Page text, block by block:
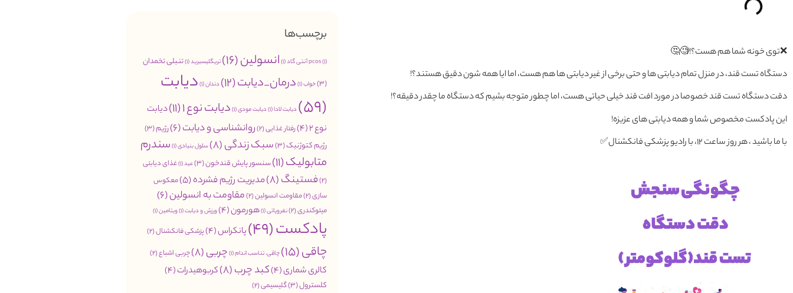
❌توی خونه شما هم هست؟!🧐🤔
دستگاه تست قند، در منزل تمام دیابتی ها و حتی برخی از غیر دیابتی ها هم هست، اما ایا همه شون دقیق هستند؟!
دقت دستگاه تست قند خصوصا در مورد افت قند خیلی حیاتی هست، اما چطور متوجه بشیم که دستگاه ما چقدر دقیقه؟!
این پادکست مخصوص شما و همه دیابتی های عزیزه!
با ما باشید ، هر روز ساعت 12، با رادیو پزشکی فانکشنال✅
برچسب‌ها
pcos(1) آنتی گاد(1) انسولین(16) تریگلیسیرید(1) تنبلی تخمدان
(3)
خواب(1) درمان_دیابت(12) دندان(1) دیابت
(59)
دیابت لادا(1) دیابت مودی(1) دیابت نوع 1 (11)
دیابت
نوع 2 (4) رفتار غذایی(2) روانشناسی و دیابت(6) رژیم(3)
رژیم کتوژنیک(3) سبک زندگی(8) سلول بنیادی(1) سندرم
متابولیک(11) سنسور پایش قندخون(3) عید(1) غذای دیابتی
(2)
فستینگ(8) مدیریت رژیم فشرده(5)
معکوس
سازی(2) مقاومت انسولین(2) مقاومت به انسولین(6)
میتوکندری(2) نفروپاتی(1) هورمون(4) ورزش و دیابت(1) ویتامین(1)
پادکست(49) پانکراس(4) پزشکی فانکشنال(2)
چاقی(15) چاقی. تناسب اندام(1) چربی(8) چربی اشباع(2)
کالری شماری(4) کبد چرب(8) کربوهیدرات(4)
کلسترول(3) گلیسیمی(2)